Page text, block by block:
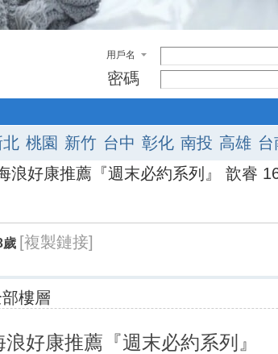
用戶名
密碼
北 桃園 新竹 台中 彰化 南投 高雄 台
浪好康推薦『週末必約系列』 歆睿
歲 [複製鏈接]
樓層
浪好康推薦『週末必約系列』